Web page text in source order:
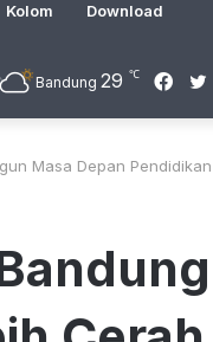
Kolom Download
Bandung 29 ℃
Masa Depan